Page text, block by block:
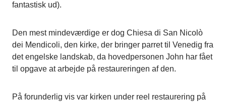
fantastisk ud).
Den mest mindeværdige er dog Chiesa di San Nicolò
dei Mendicoli, den kirke, der bringer parret til Venedig fra
det engelske landskab, da hovedpersonen John har fået
til opgave at arbejde på restaureringen af den.
På forunderlig vis var kirken under reel restaurering på